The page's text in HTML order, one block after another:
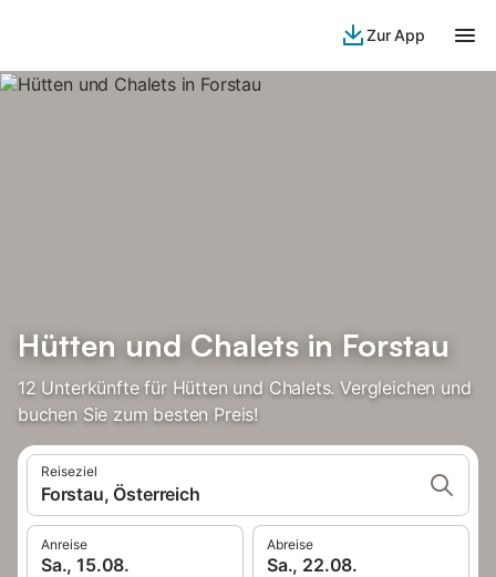
Zur App
Hütten und Chalets in Forstau
12 Unterkünfte für Hütten und Chalets. Vergleichen und
buchen Sie zum besten Preis!
Reiseziel
Forstau, Österreich
Anreise
Sa., 15.08.
Abreise
Sa., 22.08.